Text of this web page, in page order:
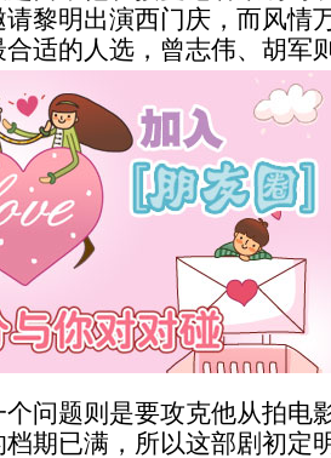
黎明出演西门庆，而风情
合适的人选，曾志伟、胡军
个问题则是要攻克他从拍电
档期已满，所以这部剧初定